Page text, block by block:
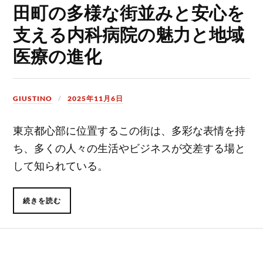
田町の多様な街並みと安心を
支える内科病院の魅力と地域
医療の進化
GIUSTINO 2025年11月6日
東京都心部に位置するこの街は、多彩な表情を持
ち、多くの人々の生活やビジネスが交差する場と
して知られている。
続きを読む